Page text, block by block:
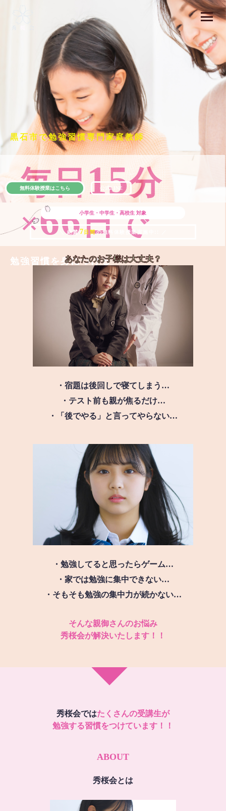
黒石市で勉強習慣専門家庭教師
毎日15分
×66日で
勉強習慣を身につける
小学生・中学生・高校生 対象
＼ 絶賛 7 日間の無料体験授業実施中!! ／
無料体験授業はこちら 公式LINE
あなたのお子様は大丈夫？
・宿題は後回しで寝てしまう…
・テスト前も親が焦るだけ…
・「後でやる」と言ってやらない…
・勉強してると思ったらゲーム…
・家では勉強に集中できない…
・そもそも勉強の集中力が続かない…
そんな親御さんのお悩み
秀桜会が解決いたします！！
秀桜会ではたくさんの受講生が
勉強する習慣をつけています！！
ABOUT
秀桜会とは